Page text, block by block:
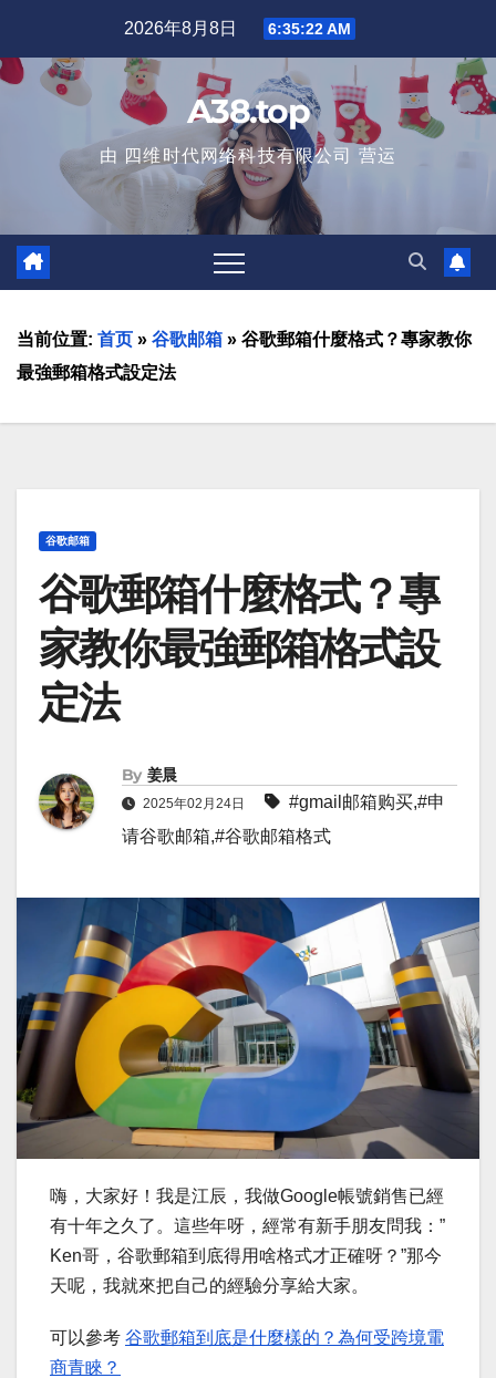
2026年8月8日 6:35:24 AM
A38.top
由 四维时代网络科技有限公司 营运
当前位置: 首页 » 谷歌邮箱 » 谷歌郵箱什麼格式？專家教你
最強郵箱格式設定法
谷歌邮箱
谷歌郵箱什麼格式？專
家教你最強郵箱格式設
定法
By 姜晨
2025年02月24日 #gmail邮箱购买,#申
请谷歌邮箱,#谷歌邮箱格式
嗨，大家好！我是江辰，我做Google帳號銷售已經
有十年之久了。這些年呀，經常有新手朋友問我：”
Ken哥，谷歌郵箱到底得用啥格式才正確呀？”那今
天呢，我就來把自己的經驗分享給大家。
可以參考 谷歌郵箱到底是什麼樣的？為何受跨境電
商青睞？